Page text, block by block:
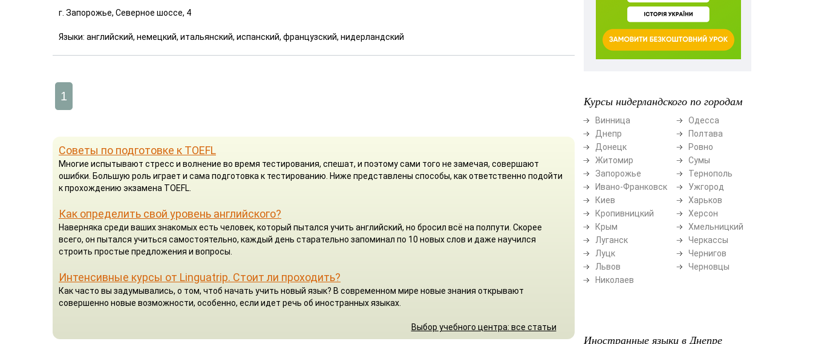
г. Запорожье, Северное шоссе, 4
Языки: английский, немецкий, итальянский, испанский, французский, нидерландский
1
Советы по подготовке к TOEFL
Многие испытывают стресс и волнение во время тестирования, спешат, и поэтому сами того не замечая, совершают
ошибки. Большую роль играет и сама подготовка к тестированию. Ниже представлены способы, как ответственно подойти
к прохождению экзамена TOEFL.
Как определить свой уровень английского?
Наверняка среди ваших знакомых есть человек, который пытался учить английский, но бросил всё на полпути. Скорее
всего, он пытался учиться самостоятельно, каждый день старательно запоминал по 10 новых слов и даже научился
строить простые предложения и вопросы.
Интенсивные курсы от Linguatrip. Стоит ли проходить?
Как часто вы задумывались, о том, чтоб начать учить новый язык? В современном мире новые знания открывают
совершенно новые возможности, особенно, если идет речь об иностранных языках.
Выбор учебного центра: все статьи
Курсы нидерландского по городам
Винница
Днепр
Донецк
Житомир
Запорожье
Ивано-Франковск
Киев
Кропивницкий
Крым
Луганск
Луцк
Львов
Николаев
Одесса
Полтава
Ровно
Сумы
Тернополь
Ужгород
Харьков
Херсон
Хмельницкий
Черкассы
Чернигов
Черновцы
Иностранные языки в Днепре